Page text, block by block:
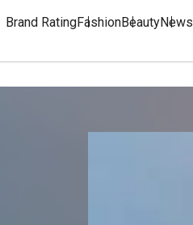
Brand RatingFashionBeautyNews